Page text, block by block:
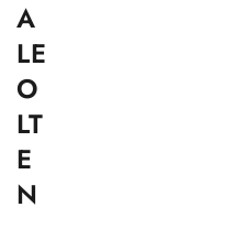
A
LE
O
LT
E
N